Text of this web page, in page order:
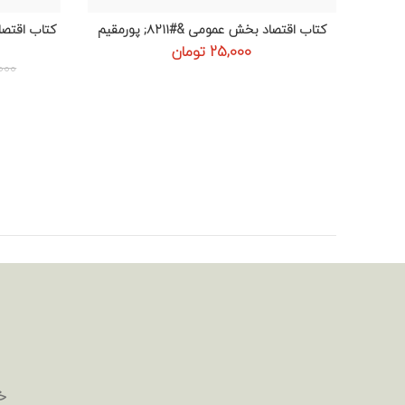
اطلاعات بیشتر
کتاب اقتصاد بخش عمومی &#۸۲۱۱; پورمقیم
25,000 تومان
کتاب